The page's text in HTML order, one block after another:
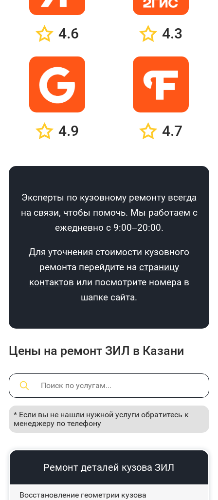
4.6 4.3
4.9 4.7
Эксперты по кузовному ремонту всегда
на связи, чтобы помочь. Мы работаем с
ежедневно с 9:00–20:00.
Для уточнения стоимости кузовного
ремонта перейдите на страницу
контактов или посмотрите номера в
шапке сайта.
Цены на ремонт ЗИЛ в Казани
* Если вы не нашли нужной услуги обратитесь к
менеджеру по телефону
Ремонт деталей кузова ЗИЛ
Восстановление геометрии кузова